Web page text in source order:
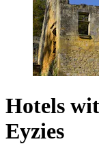
Hotels
Eyzies